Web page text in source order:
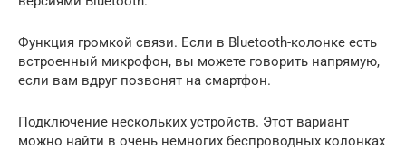
Функция громкой связи. Если в Bluetooth-колонке есть
встроенный микрофон, вы можете говорить напрямую,
если вам вдруг позвонят на смартфон.
Подключение нескольких устройств. Этот вариант
можно найти в очень немногих беспроводных колонках